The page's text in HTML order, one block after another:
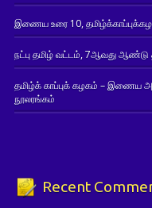
இணைய உரை 10,
நட்பு தமிழ் வட்டம், 7ஆவது ஆண்டு
தமிழ்க் காப்புக் கழகம் – இணைய
நூலரங்கம்
Recent